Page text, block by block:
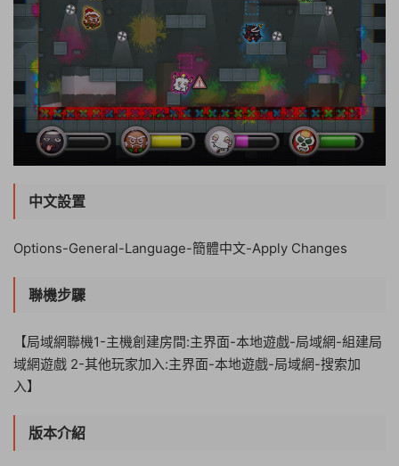
中文設置
Options-General-Language-簡體中文-Apply Changes
聯機步驟
【局域網聯機1-主機創建房間:主界面-本地遊戲-局域網-組建局
域網遊戲 2-其他玩家加入:主界面-本地遊戲-局域網-搜索加
入】
版本介紹